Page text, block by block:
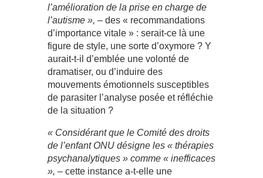
l’amélioration de la prise en charge de
l’autisme », – des « recommandations
d’importance vitale » : serait-ce là une
figure de style, une sorte d’oxymore ? Y
aurait-t-il d’emblée une volonté de
dramatiser, ou d’induire des
mouvements émotionnels susceptibles
de parasiter l’analyse posée et réfléchie
de la situation ?
« Considérant que le Comité des droits
de l’enfant ONU désigne les « thérapies
psychanalytiques » comme « inefficaces
», – cette instance a-t-elle une